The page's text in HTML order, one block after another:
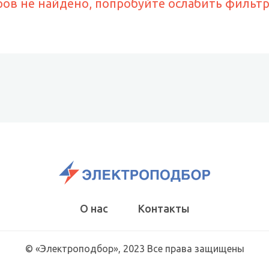
не найдено, попробуйте ослабить
О нас Контакты
© «Электроподбор», 2023 Все права защищены